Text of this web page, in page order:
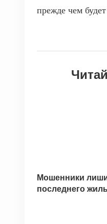
прежде чем
Мошенники
последнего